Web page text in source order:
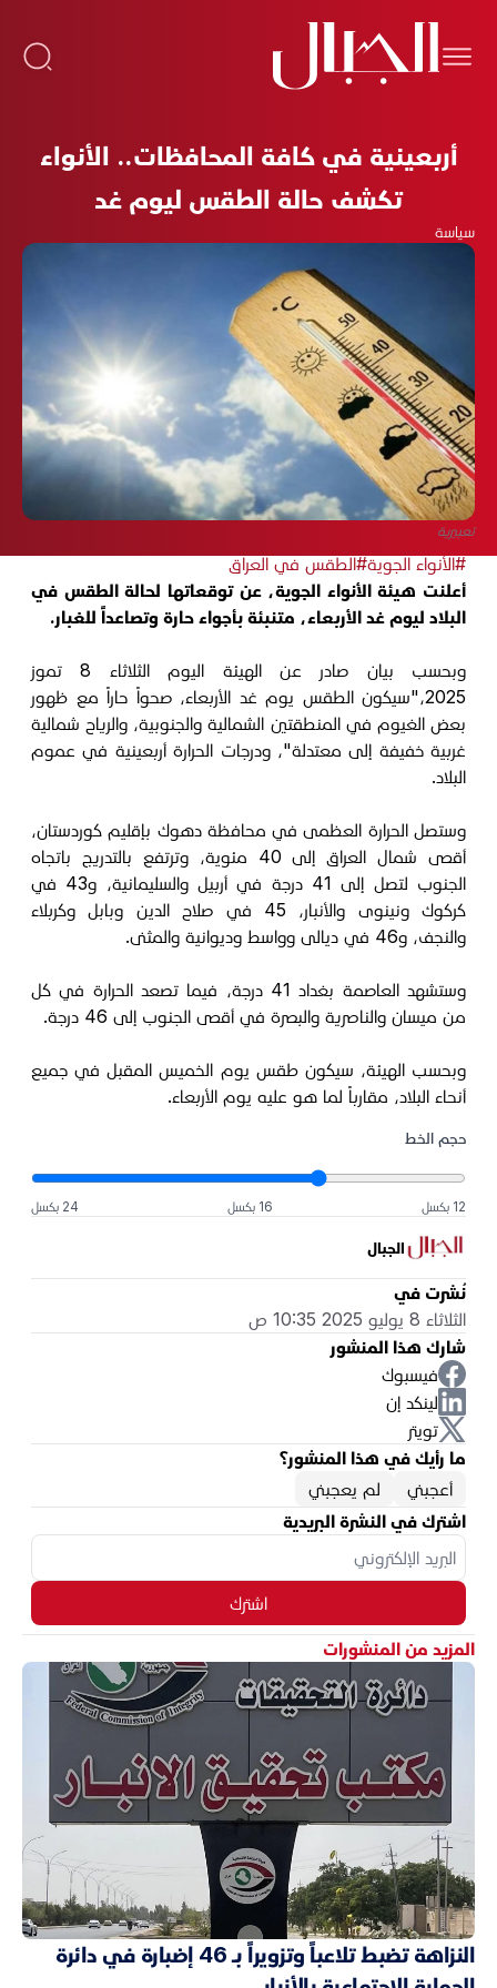
أربعينية في كافة المحافظات.. الأنواء
تكشف حالة الطقس ليوم غد
سياسة
تعبيرية
#الأنواء الجوية#الطقس في العراق
أعلنت هيئة الأنواء الجوية، عن توقعاتها لحالة الطقس في
البلاد ليوم غد الأربعاء، متنبئة بأجواء حارة وتصاعداً للغبار.
وبحسب بيان صادر عن الهيئة اليوم الثلاثاء 8 تموز
2025،"سيكون الطقس يوم غد الأربعاء، صحواً حاراً مع ظهور
بعض الغيوم في المنطقتين الشمالية والجنوبية، والرياح شمالية
غربية خفيفة إلى معتدلة"، ودرجات الحرارة أربعينية في عموم
البلاد.
وستصل الحرارة العظمى في محافظة دهوك بإقليم كوردستان،
أقصى شمال العراق إلى 40 مئوية، وترتفع بالتدريج باتجاه
الجنوب لتصل إلى 41 درجة في أربيل والسليمانية، و43 في
كركوك ونينوى والأنبار، 45 في صلاح الدين وبابل وكربلاء
والنجف، و46 في ديالى وواسط وديوانية والمثنى.
وستشهد العاصمة بغداد 41 درجة، فيما تصعد الحرارة في كل
من ميسان والناصرية والبصرة في أقصى الجنوب إلى 46 درجة.
وبحسب الهيئة، سيكون طقس يوم الخميس المقبل في جميع
أنحاء البلاد، مقارباً لما هو عليه يوم الأربعاء.
حجم الخط
12 بكسل 16 بكسل 24 بكسل
الجبال
نُشرت في
الثلاثاء 8 يوليو 2025 10:35 ص
شارك هذا المنشور
فيسبوك
لينكد إن
تويتر
ما رأيك في هذا المنشور؟
أعجبني
لم يعجبني
اشترك في النشرة البريدية
اشترك
المزيد من المنشورات
النزاهة تضبط تلاعباً وتزويراً بـ 46 إضبارة في دائرة